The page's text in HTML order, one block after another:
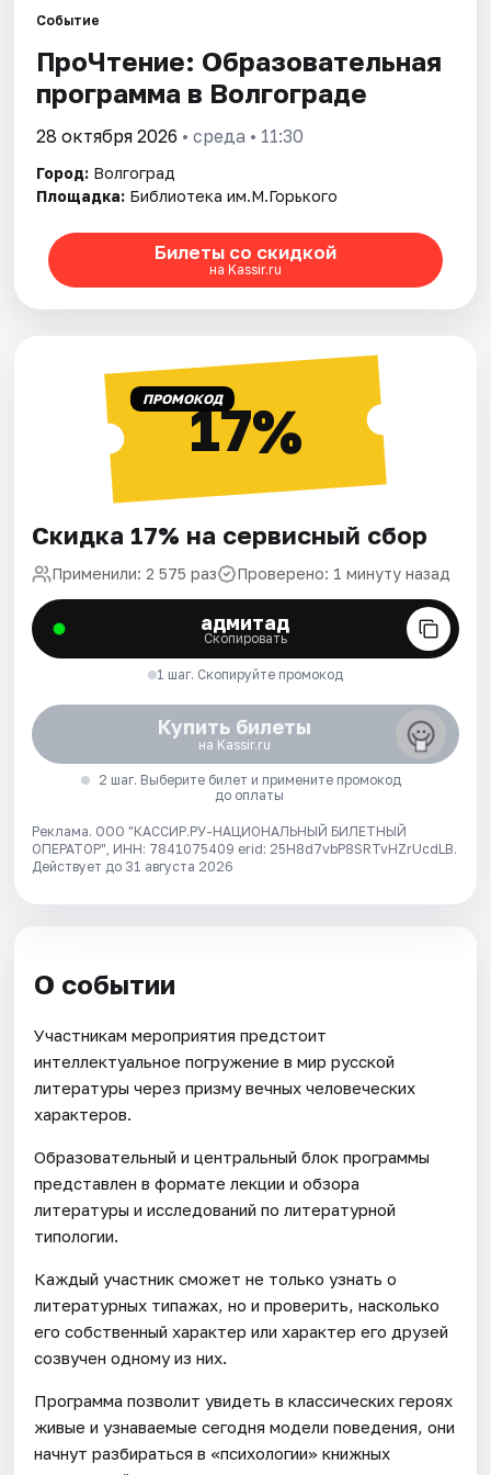
Города
Площадки
Рейтинги
Событие
ПроЧтение: Образовательная
программа в Волгограде
28 октября 2026 • среда • 11:30
Город: Волгоград
Площадка: Библиотека им.М.Горького
Билеты со скидкой
на Kassir.ru
ПРОМОКОД17%
Скидка 17% на сервисный сбор
Применили: 2 575 раз Проверено: 1 минуту назад
адмитад
Скопировать
1 шаг. Скопируйте промокод
Купить билеты
на Kassir.ru
2 шаг. Выберите билет и примените промокод
до оплаты
Реклама. ООО "КАССИР.РУ-НАЦИОНАЛЬНЫЙ БИЛЕТНЫЙ
ОПЕРАТОР", ИНН: 7841075409 erid: 25H8d7vbP8SRTvHZrUcdLB.
Действует до 31 августа 2026
О событии
Участникам мероприятия предстоит
интеллектуальное погружение в мир русской
литературы через призму вечных человеческих
характеров.
Образовательный и центральный блок программы
представлен в формате лекции и обзора
литературы и исследований по литературной
типологии.
Каждый участник сможет не только узнать о
литературных типажах, но и проверить, насколько
его собственный характер или характер его друзей
созвучен одному из них.
Программа позволит увидеть в классических героях
живые и узнаваемые сегодня модели поведения, они
начнут разбираться в «психологии» книжных